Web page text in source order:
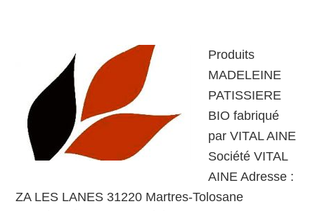
Produits
MADELEINE
PATISSIERE
BIO fabriqué
par VITAL AINE
Société VITAL
AINE Adresse :
ZA LES LANES 31220 Martres-Tolosane